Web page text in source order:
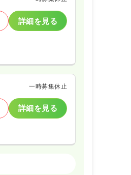
詳細を見る
一時募集休止
詳細を見る